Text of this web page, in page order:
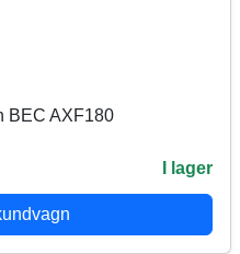
BEC AXF180
I lager